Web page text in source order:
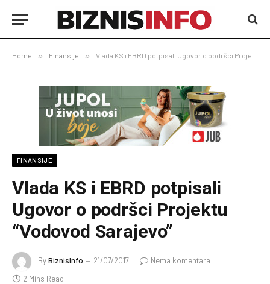
Home » Finansije » Vlada KS i EBRD potpisali Ugovor o podršci Projektu “Vodovod Sarajevo”
FINANSIJE
Vlada KS i EBRD potpisali
Ugovor o podršci Projektu
“Vodovod Sarajevo”
ByBiznisInfo 21/07/2017
Nema komentara
2 Mins Read